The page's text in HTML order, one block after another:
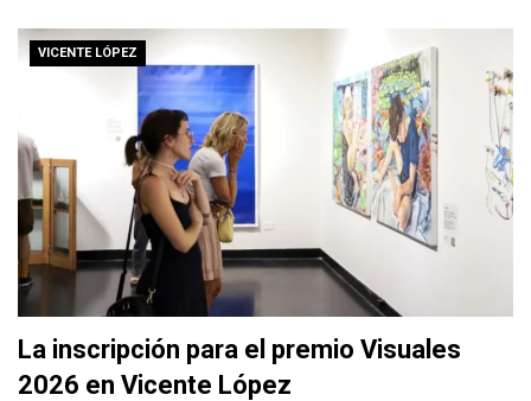
VICENTE LÓPEZ
La inscripción para el premio Visuales
2026 en Vicente López